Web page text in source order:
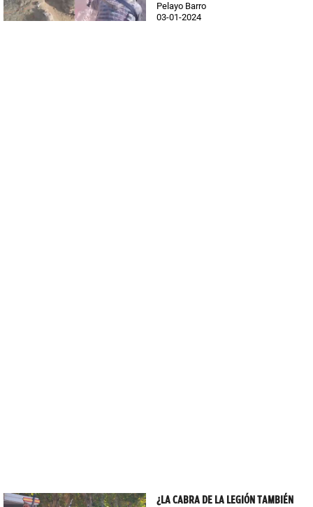
Pelayo Barro
03-01-2024
¿LA CABRA DE LA LEGIÓN TAMBIÉN